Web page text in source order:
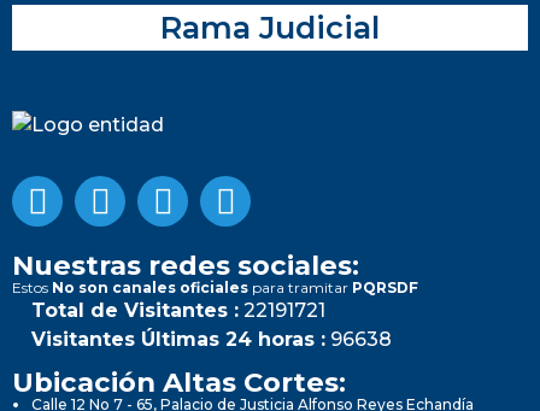
Rama Judicial
Nuestras redes sociales:
Estos No son canales oficiales para tramitar PQRSDF
Total de Visitantes : 22191721
Visitantes Últimas 24 horas : 96638
Ubicación Altas Cortes:
Calle 12 No 7 - 65, Palacio de Justicia Alfonso Reyes Echandía